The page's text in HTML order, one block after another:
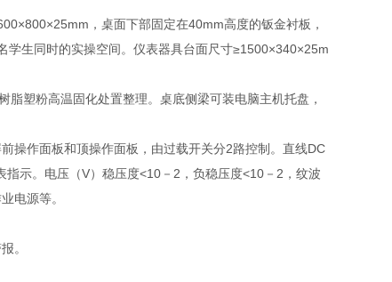
，桌面下部固定在40mm高度的钣金衬板，
生同时的实操空间。仪表器具台面尺寸≥1500×340×25m
塑粉高温固化处置整理。桌底侧梁可装电脑主机托盘，
操作面板和顶操作面板，由过载开关分2路控制。直线DC
示。电压（V）稳压度<10－2，负稳压度<10－2，纹波
电源等。
。